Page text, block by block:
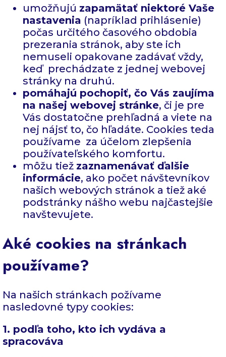
umožňujú zapamätať niektoré Vaše
nastavenia (napríklad prihlásenie)
počas určitého časového obdobia
prezerania stránok, aby ste ich
nemuseli opakovane zadávať vždy,
keď prechádzate z jednej webovej
stránky na druhú.
pomáhajú pochopiť, čo Vás zaujíma
na našej webovej stránke, či je pre
Vás dostatočne prehľadná a viete na
nej nájsť to, čo hľadáte. Cookies teda
používame za účelom zlepšenia
používateľského komfortu.
môžu tiež zaznamenávať ďalšie
informácie, ako počet návštevníkov
našich webových stránok a tiež aké
podstránky nášho webu najčastejšie
navštevujete.
Aké cookies na stránkach
používame?
Na našich stránkach požívame
nasledovné typy cookies:
1. podľa toho, kto ich vydáva a
spracováva